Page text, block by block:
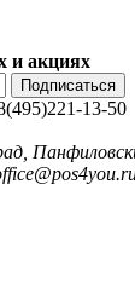
и акциях
Подписаться
13-50